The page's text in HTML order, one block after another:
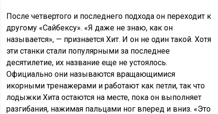
После четвертого и последнего подхода он переходит к
другому «Сайбексу». «Я даже не знаю, как он
называется», — признается Хит. И он не один такой. Хотя
эти станки стали популярными за последнее
десятилетие, их название еще не устоялось.
Официально они называются вращающимися
икорными тренажерами и работают как петли, так что
лодыжки Хита остаются на месте, пока он выполняет
разгибания, нажимая пальцами ног вперед и вниз. «Это